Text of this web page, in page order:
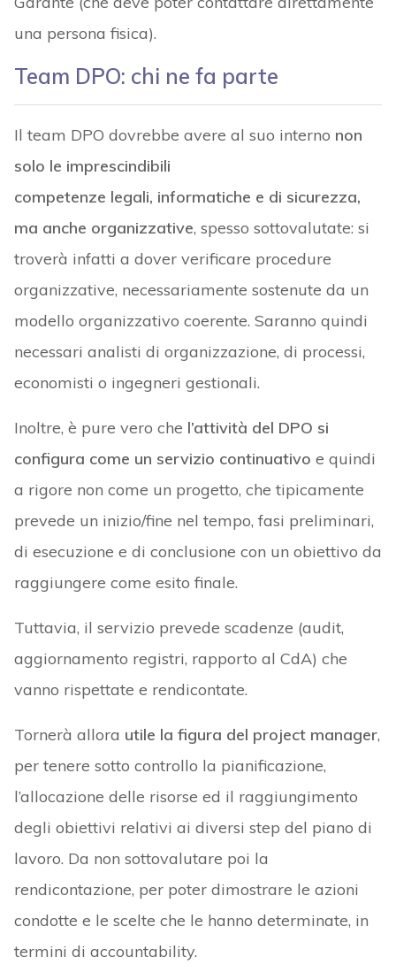
una persona fisica).
Team DPO: chi ne fa parte
Il team DPO dovrebbe avere al suo interno non
solo le imprescindibili
competenze legali, informatiche e di sicurezza,
ma anche organizzative, spesso sottovalutate: si
troverà infatti a dover verificare procedure
organizzative, necessariamente sostenute da un
modello organizzativo coerente. Saranno quindi
necessari analisti di organizzazione, di processi,
economisti o ingegneri gestionali.
Inoltre, è pure vero che l’attività del DPO si
configura come un servizio continuativo e quindi
a rigore non come un progetto, che tipicamente
prevede un inizio/fine nel tempo, fasi preliminari,
di esecuzione e di conclusione con un obiettivo da
raggiungere come esito finale.
Tuttavia, il servizio prevede scadenze (audit,
aggiornamento registri, rapporto al CdA) che
vanno rispettate e rendicontate.
Tornerà allora utile la figura del project manager,
per tenere sotto controllo la pianificazione,
l’allocazione delle risorse ed il raggiungimento
degli obiettivi relativi ai diversi step del piano di
lavoro. Da non sottovalutare poi la
rendicontazione, per poter dimostrare le azioni
condotte e le scelte che le hanno determinate, in
termini di accountability.